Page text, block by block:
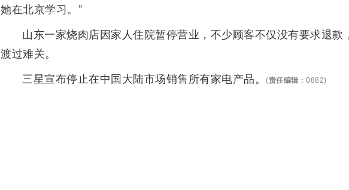
她在北京学习。”
山东一家烧肉店因家人住院暂停营业，不少顾客不仅没有要求退款
渡过难关。
三星宣布停止在中国大陆市场销售所有家电产品。
(责任编辑 ：0882)